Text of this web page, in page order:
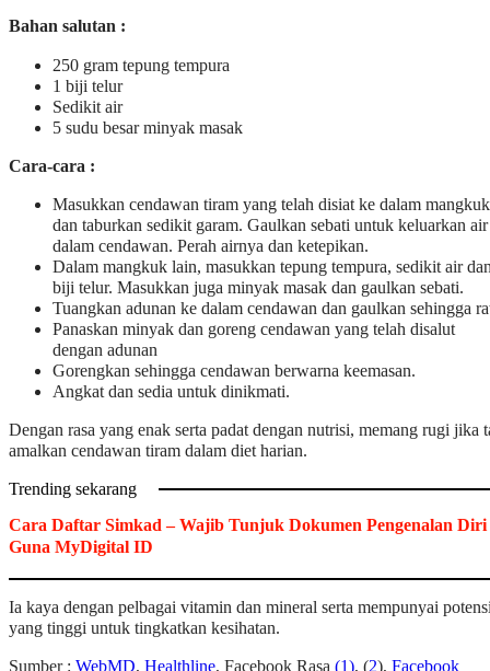
Bahan salutan :
250 gram tepung tempura
1 biji telur
Sedikit air
5 sudu besar minyak masak
Cara-cara :
Masukkan cendawan tiram yang telah disiat ke dalam mangkuk
dan taburkan sedikit garam. Gaulkan sebati untuk keluarkan air
dalam cendawan. Perah airnya dan ketepikan.
Dalam mangkuk lain, masukkan tepung tempura, sedikit air
biji telur. Masukkan juga minyak masak dan gaulkan sebati.
Tuangkan adunan ke dalam cendawan dan gaulkan sehingga
Panaskan minyak dan goreng cendawan yang telah disalut
dengan adunan
Gorengkan sehingga cendawan berwarna keemasan.
Angkat dan sedia untuk dinikmati.
Dengan rasa yang enak serta padat dengan nutrisi, memang rugi jika
amalkan cendawan tiram dalam diet harian.
Trending sekarang
Cara Daftar Simkad – Wajib Tunjuk Dokumen Pengenalan
Guna MyDigital ID
Ia kaya dengan pelbagai vitamin dan mineral serta mempunyai
yang tinggi untuk tingkatkan kesihatan.
Sumber : WebMD, Healthline, Facebook Rasa (1), (2), Facebook